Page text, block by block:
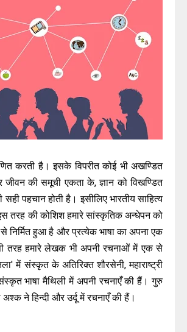
करती है। इसके विपरीत कोई भी अखण्डित
की समूची एकता के, ज्ञान को विखण्डित
पहचान होती है। इसीलिए भारतीय साहित्य
तरह की कोशिश हमारे सांस्कृतिक अन्धेपन को
से निर्मित हुआ है और प्रत्येक भाषा का अपना एक
तरह हमारे लेखक भी अपनी रचनाओं में एक से
में संस्कृत के अतिरिक्त शौरसेनी, महाराष्ट्री
भाषा मैथिली में अपनी रचनाएँ की हैं। गुरु
ने हिन्दी और उर्दू में रचनाएँ की हैं।